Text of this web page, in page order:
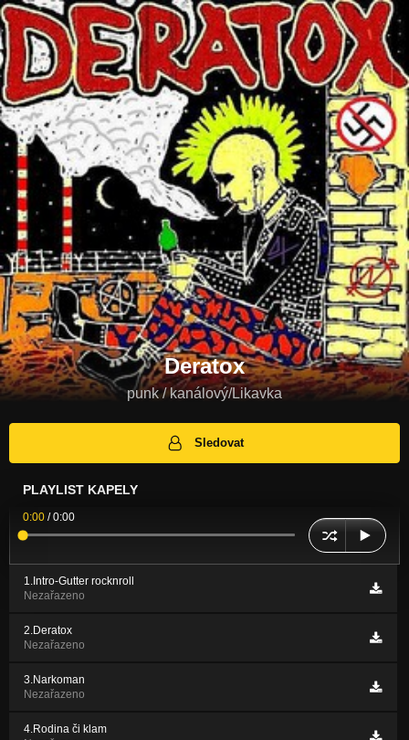
Deratox
punk / kanálový/Likavka
Sledovat
PLAYLIST KAPELY
0:00 /0:00
1.Intro-Gutter rocknroll
Nezařazeno
2.Deratox
Nezařazeno
3.Narkoman
Nezařazeno
4.Rodina či klam